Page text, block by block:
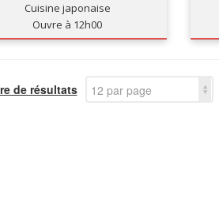
Cuisine japonaise
Ouvre à 12h00
de résultats 12 par page